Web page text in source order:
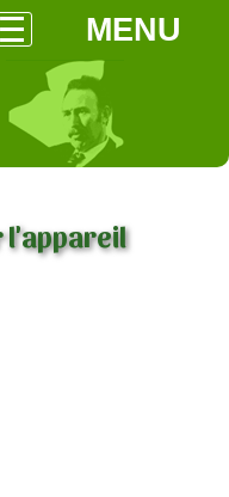
MENU
l'appareil